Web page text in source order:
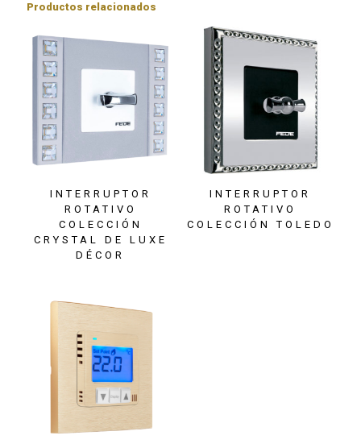
Productos relacionados
INTERRUPTOR
ROTATIVO
COLECCIÓN
CRYSTAL DE LUXE
DÉCOR
INTERRUPTOR
ROTATIVO
COLECCIÓN TOLEDO